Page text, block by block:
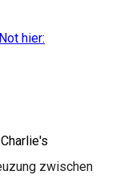
hier:
zwischen